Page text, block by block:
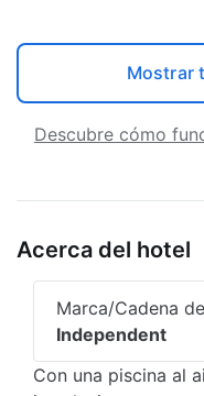
Mostrar
Descubre cómo
Acerca del hotel
Marca/Cadena
Independent
Con una piscina al